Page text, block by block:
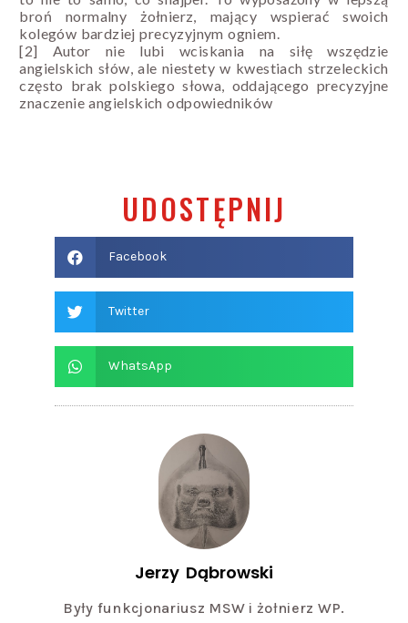
broń normalny żołnierz, mający wspierać swoich
kolegów bardziej precyzyjnym ogniem.
[2] Autor nie lubi wciskania na siłę wszędzie
angielskich słów, ale niestety w kwestiach strzeleckich
często brak polskiego słowa, oddającego precyzyjne
znaczenie angielskich odpowiedników
UDOSTĘPNIJ
Facebook
Twitter
WhatsApp
Jerzy Dąbrowski
Były funkcjonariusz MSW i żołnierz WP.